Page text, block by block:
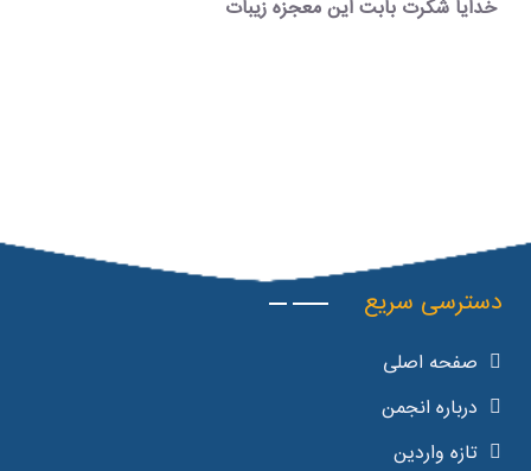
خدایا شکرت بابت این معجزه زیبات
دسترسی سریع
صفحه اصلی
درباره انجمن
تازه واردین